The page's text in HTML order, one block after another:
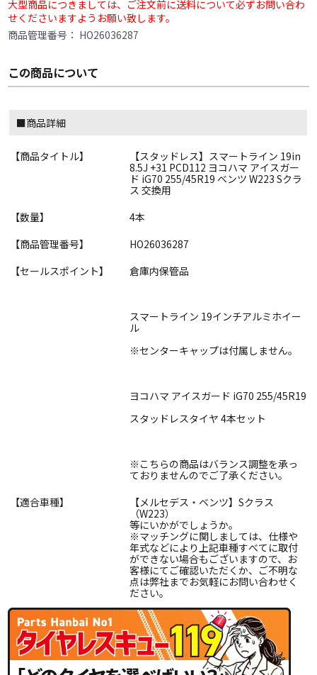
大型商品につきましては、ご注文前に送料について必ずお問い合わ
せくださいますようお願い致します。
商品管理番号： HO26036287
この商品について
■商品詳細
【商品タイトル】
【スタッドレス】スマートライン 19in
8.5J +31 PCD112 ヨコハマ アイスガー
ド iG70 255/45R19 ベンツ W223 Sクラ
ス 交換用
【数量】
4本
【商品管理番号】
HO26036287
【セールスポイント】
倉庫内保管品
スマートライン 19インチアルミホイー
ル
※センターキャップは付属しません。
ヨコハマ アイスガード iG70 255/45R19
スタッドレスタイヤ 4本セット
※こちらの商品はバランス調整を承っ
ておりませんのでご了承ください。
【適合車種】
【メルセデス・ベンツ】Sクラス
（W223）
等にいかがでしょうか。
※マッチングに関しましては、仕様や
年式などにより上記車種すべてに取付
ができない場合もございますので、お
客様にてご確認いただくか、ご不明な
点は弊社までお気軽にお問い合わせく
ださい。